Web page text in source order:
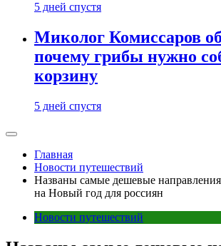
5 дней спустя
Миколог Комиссаров
почему грибы нужно
корзину
5 дней спустя
Главная
Новости путешествий
Названы самые дешевые
на Новый год для россиян
Новости путешествий